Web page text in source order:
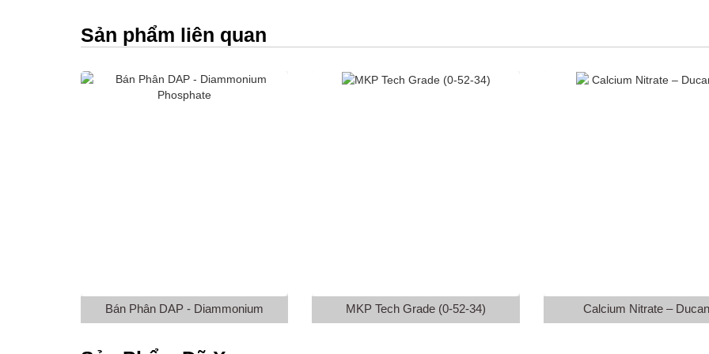
Sản phẩm liên quan
Bán Phân DAP - Diammonium
Phosphate
MKP Tech Grade (0-52-34) Calcium Nitrate –